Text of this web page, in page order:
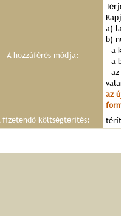
A hozzáférés módja:
a)
b)
- a
- a
-
az
fizetendő költségtérítés: